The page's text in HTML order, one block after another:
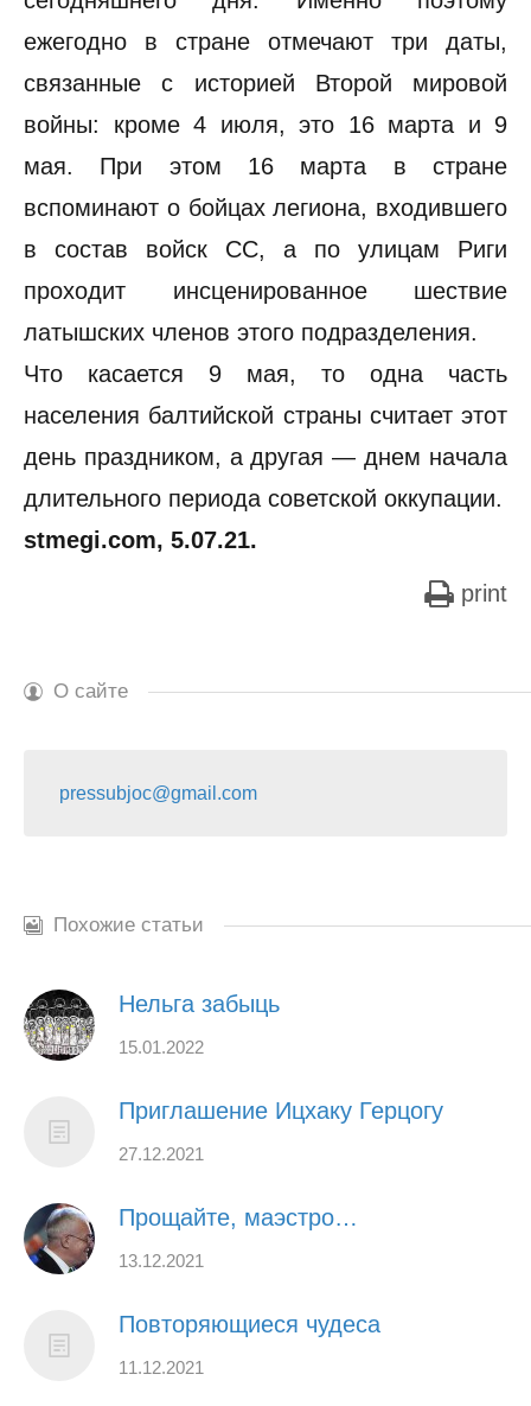
ежегодно в стране отмечают три даты,
связанные с историей Второй мировой
войны: кроме 4 июля, это 16 марта и 9
мая. При этом 16 марта в стране
вспоминают о бойцах легиона, входившего
в состав войск СС, а по улицам Риги
проходит инсценированное шествие
латышских членов этого подразделения.
Что касается 9 мая, то одна часть
населения балтийской страны считает этот
день праздником, а другая — днем начала
длительного периода советской оккупации.
stmegi.com, 5.07.21.
print
О сайте
pressubjoc@gmail.com
Похожие статьи
Нельга забыць
15.01.2022
Приглашение Ицхаку Герцогу
27.12.2021
Прощайте, маэстро…
13.12.2021
Повторяющиеся чудеса
11.12.2021